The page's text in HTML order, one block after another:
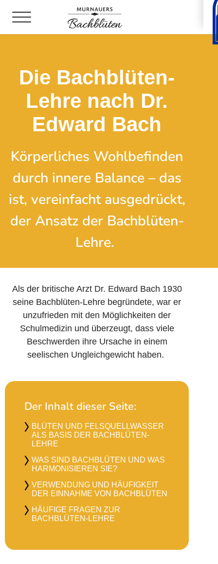
Die Bachblüten-
Lehre nach Dr.
Edward Bach
Körperliches Wohl­befinden
durch innere Balance – das
ist, vereinfacht ausgedrückt,
der Ansatz der Bachblüten-
Lehre.
Als der britische Arzt Dr. Edward Bach 1930
seine Bachblüten-Lehre begründete, war er
unzufrieden mit den Möglichkeiten der
Schulmedizin und überzeugt, dass viele
Beschwerden ihre Ursache in einem
seelischen Ungleichgewicht haben.
Der Inhalt dieser Seite:
BLÜTEN UND FELSQUELL­WASSER
ALS BASIS DER BACHBLÜTEN-
LEHRE
WAS SIND BACHBLÜTEN UND WAS
HARMONISIEREN SIE?
VERWENDUNG UND HÄUFIGKEIT
DER EINNAHME VON BACHBLÜTEN
HÄUFIGE FRAGEN ZUR
BACHBLÜTEN-LEHRE